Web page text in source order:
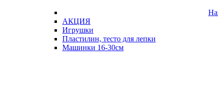
АКЦИЯ
Игрушки
Пластилин, тесто для лепки
Машинки 16-30см